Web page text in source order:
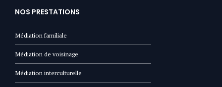
NOS PRESTATIONS
Médiation familiale
Médiation de voisinage
Médiation interculturelle